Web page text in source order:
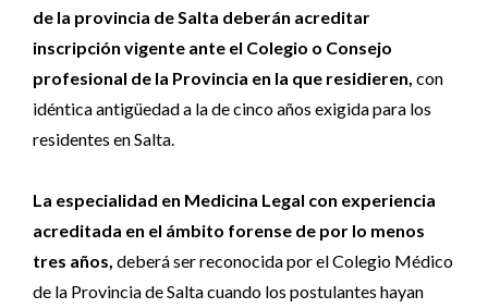
de la provincia de Salta deberán acreditar
inscripción vigente ante el Colegio o Consejo
profesional de la Provincia en la que residieren, con
idéntica antigüedad a la de cinco años exigida para los
residentes en Salta.
La especialidad en Medicina Legal con experiencia
acreditada en el ámbito forense de por lo menos
tres años, deberá ser reconocida por el Colegio Médico
de la Provincia de Salta cuando los postulantes hayan